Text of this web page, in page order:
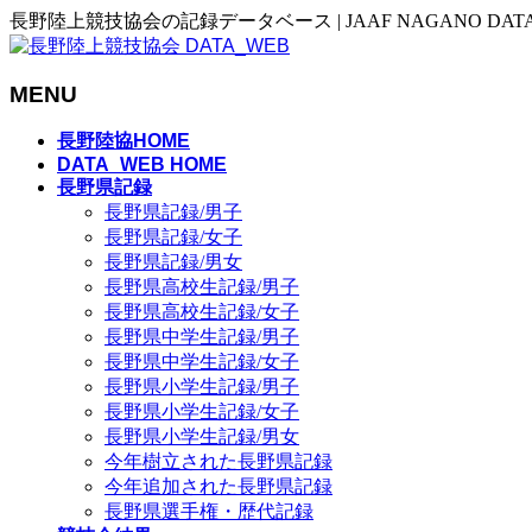
長野陸上競技協会の記録データベース | JAAF NAGANO
MENU
長野陸協HOME
DATA_WEB HOME
長野県記録
長野県記録/男子
長野県記録/女子
長野県記録/男女
長野県高校生記録/男子
長野県高校生記録/女子
長野県中学生記録/男子
長野県中学生記録/女子
長野県小学生記録/男子
長野県小学生記録/女子
長野県小学生記録/男女
今年樹立された長野県記録
今年追加された長野県記録
長野県選手権・歴代記録